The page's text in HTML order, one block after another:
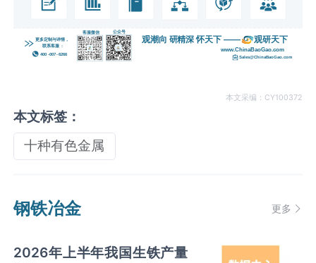
本文采编：CY100372
本文标签：
十种有色金属
钢铁冶金 更多
2026年上半年我国生铁产量